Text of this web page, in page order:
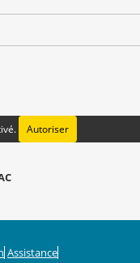
Autoriser
Assistance